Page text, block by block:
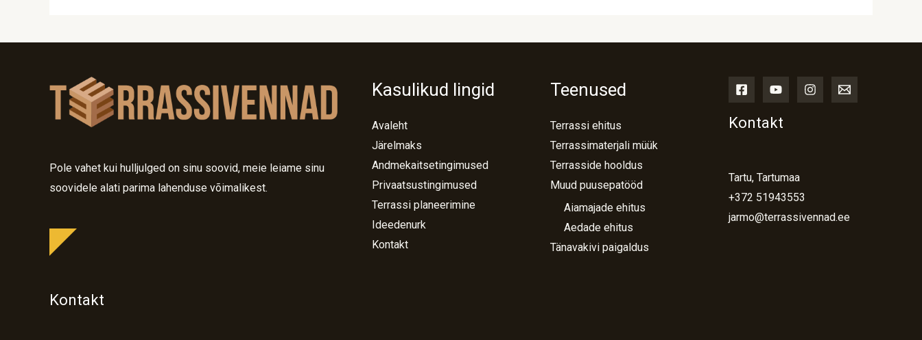
Pole vahet kui hulljulged on sinu soovid, meie leiame sinu
soovidele alati parima lahenduse võimalikest.
Kontakt
Kasulikud lingid
Avaleht
Järelmaks
Andmekaitsetingimused
Privaatsustingimused
Terrassi planeerimine
Ideedenurk
Kontakt
Teenused
Terrassi ehitus
Terrassimaterjali müük
Terrasside hooldus
Muud puusepatööd
Aiamajade ehitus
Aedade ehitus
Tänavakivi paigaldus
Kontakt
Tartu, Tartumaa
+372 51943553
jarmo@terrassivennad.ee